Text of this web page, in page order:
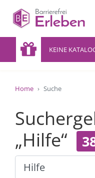
KEINE
Home Suche
„Hilfe“